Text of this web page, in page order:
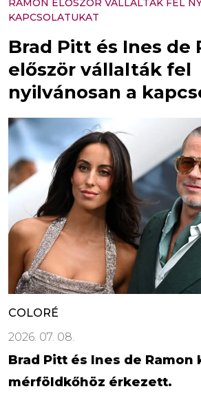
RAMON ELŐSZÖR VÁLLALTÁK FEL
KAPCSOLATUKAT
Brad Pitt és Ines de
először vállalták fel
nyilvánosan a
COLORÉ
2026. 07. 08.
Brad Pitt és Ines de Ramon
mérföldkőhöz érkezett.